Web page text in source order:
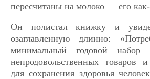
пересчитаны на молоко — его
Он полистал книжку и
озаглавленную длинно:
минимальный годовой набор
непродовольственных товаров
для сохранения здоровья